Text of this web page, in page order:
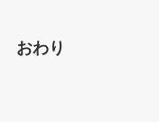
おわり